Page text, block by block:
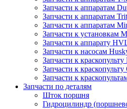
Запчасти к аппаратам
Запчасти к аппаратам
Запчасти к аппаратам
Запчасти к установкам
Запчасти к аппарату
Запчасти к насосам
Запчасти к краскопульту
Запчасти к
Запчасти к
Запчасти по деталям
Шток поршня
Гидроцилиндр